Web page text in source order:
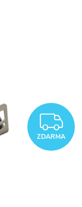
ZDARMA